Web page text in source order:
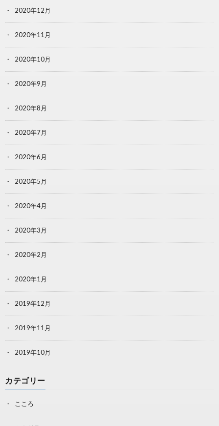
2020年12月
2020年11月
2020年10月
2020年9月
2020年8月
2020年7月
2020年6月
2020年5月
2020年4月
2020年3月
2020年2月
2020年1月
2019年12月
2019年11月
2019年10月
カテゴリー
こころ